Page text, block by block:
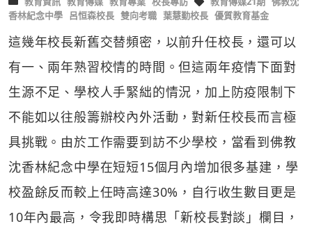
香林紀念中學 呂恒森校長 雙向考職 葉慧勤校長 優質教育基金
這幾年校長新舊交替頻密，以前升任校長，還可以
有一、兩年熟習校情的時間。但這兩年疫情下面對
生源不足、學校人手緊絀的情況，加上防疫限制下
不能如以往般籌辦校內外活動，對新任校長而言極
具挑戰。由於工作需要到訪不少學校，當看到佛教
沈香林紀念中學在短短15個月內增加很多基建，學
校盈餘反而較上任時高達30%，自行收生數目更是
10年內最高，令我即時構思「新校長對談」欄目，